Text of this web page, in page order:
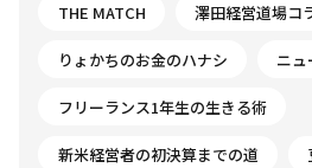
THE MATCH 澤田経営道場コ
りょかちのお金のハナシ ニュ
フリーランス1年生の生きる術
新米経営者の初決算までの道